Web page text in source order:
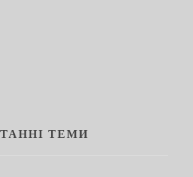
ТЕМИ